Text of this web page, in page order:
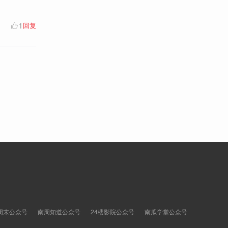
1 回复
末公众号 南周知道公众号 24楼影院公众号 南瓜学堂公众号